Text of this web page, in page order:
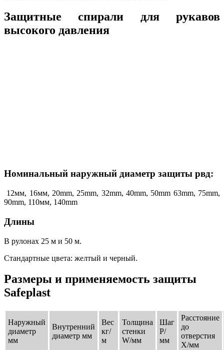
Защитные спирали для рукавов
высокого давления
Номинальный наружный диаметр защиты рвд:
12мм, 16мм, 20mm, 25mm, 32mm, 40mm, 50mm 63mm, 75mm,
90mm, 110мм, 140mm
Длины
В рулонах 25 м и 50 м.
Стандартные цвета: желтый и черный.
Размеры и применяемость защиты
Safeplast
Наружный
диаметр
мм
Внутренний
диаметр мм
Вес
кг/
м
Толщина
стенки
W/мм
Шаг
P/
мм
Расстояние
до
отверстия
X/мм